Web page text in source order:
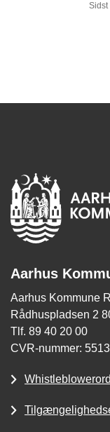
Sidst
Aarhus
Aarhus Kommune
Rådhuspladsen 2
Tlf. 89 40 20 00
CVR-nummer: